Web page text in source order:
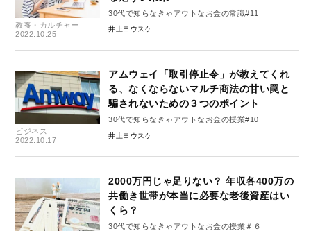
教養・カルチャー
2022.10.25
30代で知らなきゃアウトなお金の常識#11
井上ヨウスケ
ビジネス
2022.10.17
アムウェイ「取引停止令」が教えてくれ
る、なくならないマルチ商法の甘い罠と
騙されないための３つのポイント
30代で知らなきゃアウトなお金の授業#10
井上ヨウスケ
2000万円じゃ足りない？ 年収各400万の
共働き世帯が本当に必要な老後資産はい
くら？
30代で知らなきゃアウトなお金の授業＃６